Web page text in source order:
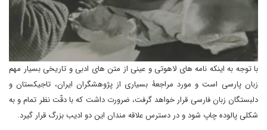
با توجه به اینکه نامه های لاهوتی و عینی از متن های ادبی و تاریخی بسیار مهم
زبان پارسی است و مورد مراجعۀ بسیاری از پژوهشگران ایران، تاجیکستان و
دلبستگان زبان فارسی قرار خواهد گرفت، ضرورت داشت که با دقّت نظر تمام و به
شکلی پالوده چاپ شود و در دسترس علاقه مندان این دو ادیب بزرگ قرار گیرد.